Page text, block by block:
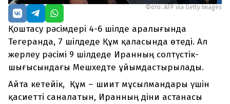
Фото: AFP via Getty Images
Қоштасу рәсімдері 4-6 шілде аралығында
Тегеранда, 7 шілдеде Құм қаласында өтеді. Ал
жерлеу рәсімі 9 шілдеде Иранның солтүстік-
шығысындағы Мешхедте ұйымдастырылады.
Айта кетейік, Құм – шиит мұсылмандары үшін
қасиетті саналатын, Иранның діни астанасы